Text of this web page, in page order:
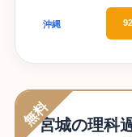
沖縄
無料宮城の理科